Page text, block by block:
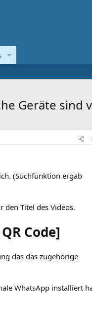
Geräte sind
(Suchfunktion ergab
Titel des Videos.
Code]
das das zugehörige
WhatsApp installiert